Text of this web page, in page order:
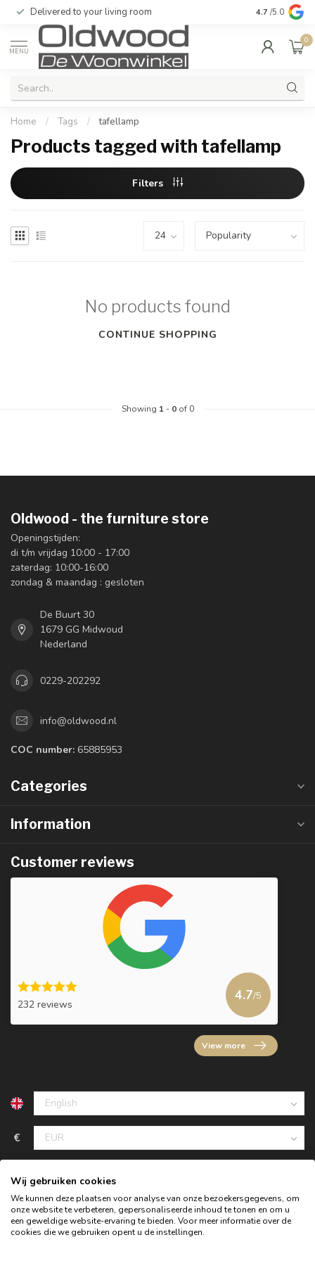
Delivered to your living room Quality &
4.7 /5.0
MENU
0
Home / Tags / tafellamp
Products tagged with tafellamp
Filters
No products found
CONTINUE SHOPPING
Showing 1- 0of 0
Oldwood - the furniture store
Openingstijden:
di t/m vrijdag 10:00 - 17:00
zaterdag: 10:00-16:00
zondag & maandag : gesloten
De Buurt 30
1679 GG Midwoud
Nederland
0229-202292
info@oldwood.nl
COC number: 65885953
Categories
Information
Customer reviews
232 reviews
4.7/5
View more
€
Wij gebruiken cookies
We kunnen deze plaatsen voor analyse van onze bezoekersgegevens, om
onze website te verbeteren, gepersonaliseerde inhoud te tonen en om u
een geweldige website-ervaring te bieden. Voor meer informatie over de
cookies die we gebruiken opent u de instellingen.